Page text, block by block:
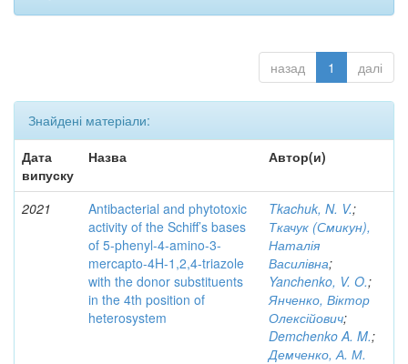
назад 1 далі
Знайдені матеріали:
Дата
випуску
Назва Автор(и)
2021
Antibacterial and phytotoxic
activity of the Schiff’s bases
of 5-phenyl-4-amino-3-
mercapto-4H-1,2,4-triazole
with the donor substituents
in the 4th position of
heterosystem
Tkachuk, N. V.;
Ткачук (Смикун),
Наталія
Василівна;
Yanchenko, V. O.;
Янченко, Віктор
Олексійович;
Demchenko A. M.;
Демченко, А. М.